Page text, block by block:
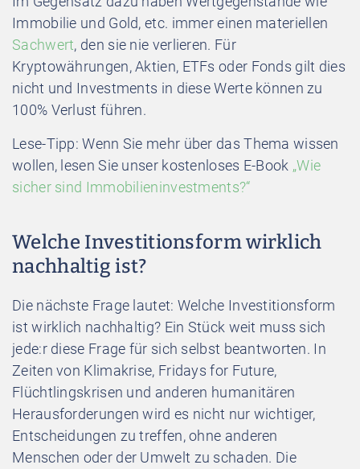
Immobilie und Gold, etc. immer einen materiellen
Sachwert, den sie nie verlieren. Für
Kryptowährungen, Aktien, ETFs oder Fonds gilt dies
nicht und Investments in diese Werte können zu
100% Verlust führen.
Lese-Tipp: Wenn Sie mehr über das Thema wissen
wollen, lesen Sie unser kostenloses E-Book „Wie
sicher sind Immobilieninvestments?“
Welche Investitionsform wirklich
nachhaltig ist?
Die nächste Frage lautet: Welche Investitionsform
ist wirklich nachhaltig? Ein Stück weit muss sich
jede:r diese Frage für sich selbst beantworten. In
Zeiten von Klimakrise, Fridays for Future,
Flüchtlingskrisen und anderen humanitären
Herausforderungen wird es nicht nur wichtiger,
Entscheidungen zu treffen, ohne anderen
Menschen oder der Umwelt zu schaden. Die